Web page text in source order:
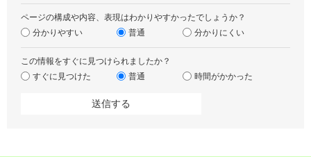
ページの構成や内容、表現はわかりやすかったでしょうか？
分かりやすい
普通 分かりにくい
この情報をすぐに見つけられましたか？
すぐに見つけた
普通 時間がかかった